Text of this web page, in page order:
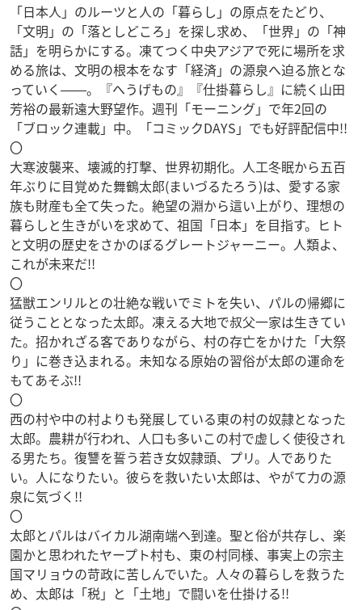
「日本人」のルーツと人の「暮らし」の原点をたどり、
「文明」の「落としどころ」を探し求め、「世界」の「神
話」を明らかにする。凍てつく中央アジアで死に場所を求
める旅は、文明の根本をなす「経済」の源泉へ迫る旅とな
っていく――。『へうげもの』『仕掛暮らし』に続く山田
芳裕の最新遠大野望作。週刊「モーニング」で年2回の
「ブロック連載」中。「コミックDAYS」でも好評配信中!!
〇
大寒波襲来、壊滅的打撃、世界初期化。人工冬眠から五百
年ぶりに目覚めた舞鶴太郎(まいづるたろう)は、愛する家
族も財産も全て失った。絶望の淵から這い上がり、理想の
暮らしと生きがいを求めて、祖国「日本」を目指す。ヒト
と文明の歴史をさかのぼるグレートジャーニー。人類よ、
これが未来だ!!
〇
猛獣エンリルとの壮絶な戦いでミトを失い、パルの帰郷に
従うこととなった太郎。凍える大地で叔父一家は生きてい
た。招かれざる客でありながら、村の存亡をかけた「大祭
り」に巻き込まれる。未知なる原始の習俗が太郎の運命を
もてあそぶ!!
〇
西の村や中の村よりも発展している東の村の奴隷となった
太郎。農耕が行われ、人口も多いこの村で虚しく使役され
る男たち。復讐を誓う若き女奴隷頭、プリ。人でありた
い。人になりたい。彼らを救いたい太郎は、やがて力の源
泉に気づく!!
〇
太郎とパルはバイカル湖南端へ到達。聖と俗が共存し、楽
園かと思われたヤープト村も、東の村同様、事実上の宗主
国マリョウの苛政に苦しんでいた。人々の暮らしを救うた
め、太郎は「税」と「土地」で闘いを仕掛ける!!